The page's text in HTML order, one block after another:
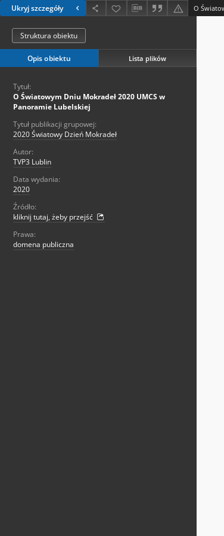
Ukryj szczegóły
Struktura obiektu
Opis obiektu Lista plików
Tytuł:
O Światowym Dniu Mokradeł 2020 UMCS w
Panoramie Lubelskiej
Tytuł publikacji grupowej:
2020 Światowy Dzień Mokradeł
Autor:
TVP3 Lublin
Data wydania:
2020
Źródło:
kliknij tutaj, żeby przejść
Prawa:
domena publiczna